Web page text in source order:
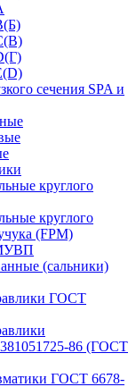
сечения SPA и
круглого
круглого
(FPM)
(сальники)
ГОСТ
86 (ГОСТ
ГОСТ 6678-